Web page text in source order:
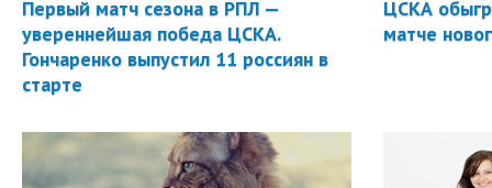
Первый матч сезона в РПЛ —
увереннейшая победа ЦСКА.
Гончаренко выпустил 11 россиян в
старте
ЦСКА
матче